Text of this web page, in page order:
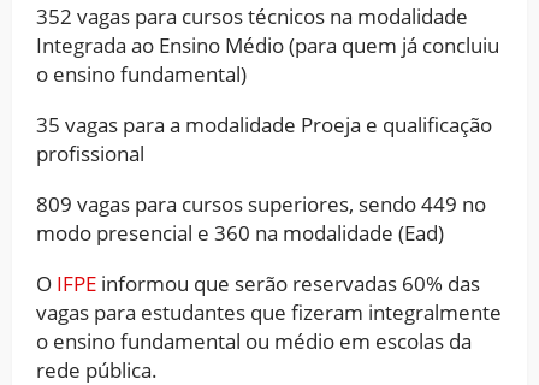
352 vagas para cursos técnicos na modalidade
Integrada ao Ensino Médio (para quem já concluiu
o ensino fundamental)
35 vagas para a modalidade Proeja e qualificação
profissional
809 vagas para cursos superiores, sendo 449 no
modo presencial e 360 na modalidade (Ead)
O IFPE informou que serão reservadas 60% das
vagas para estudantes que fizeram integralmente
o ensino fundamental ou médio em escolas da
rede pública.